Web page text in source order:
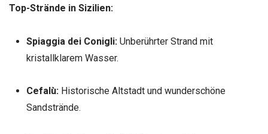
Top-Strände in Sizilien:
Spiaggia dei Conigli:Unberührter Strand mit
kristallklarem Wasser.
Cefalù:Historische Altstadt und wunderschöne
Sandstrände.